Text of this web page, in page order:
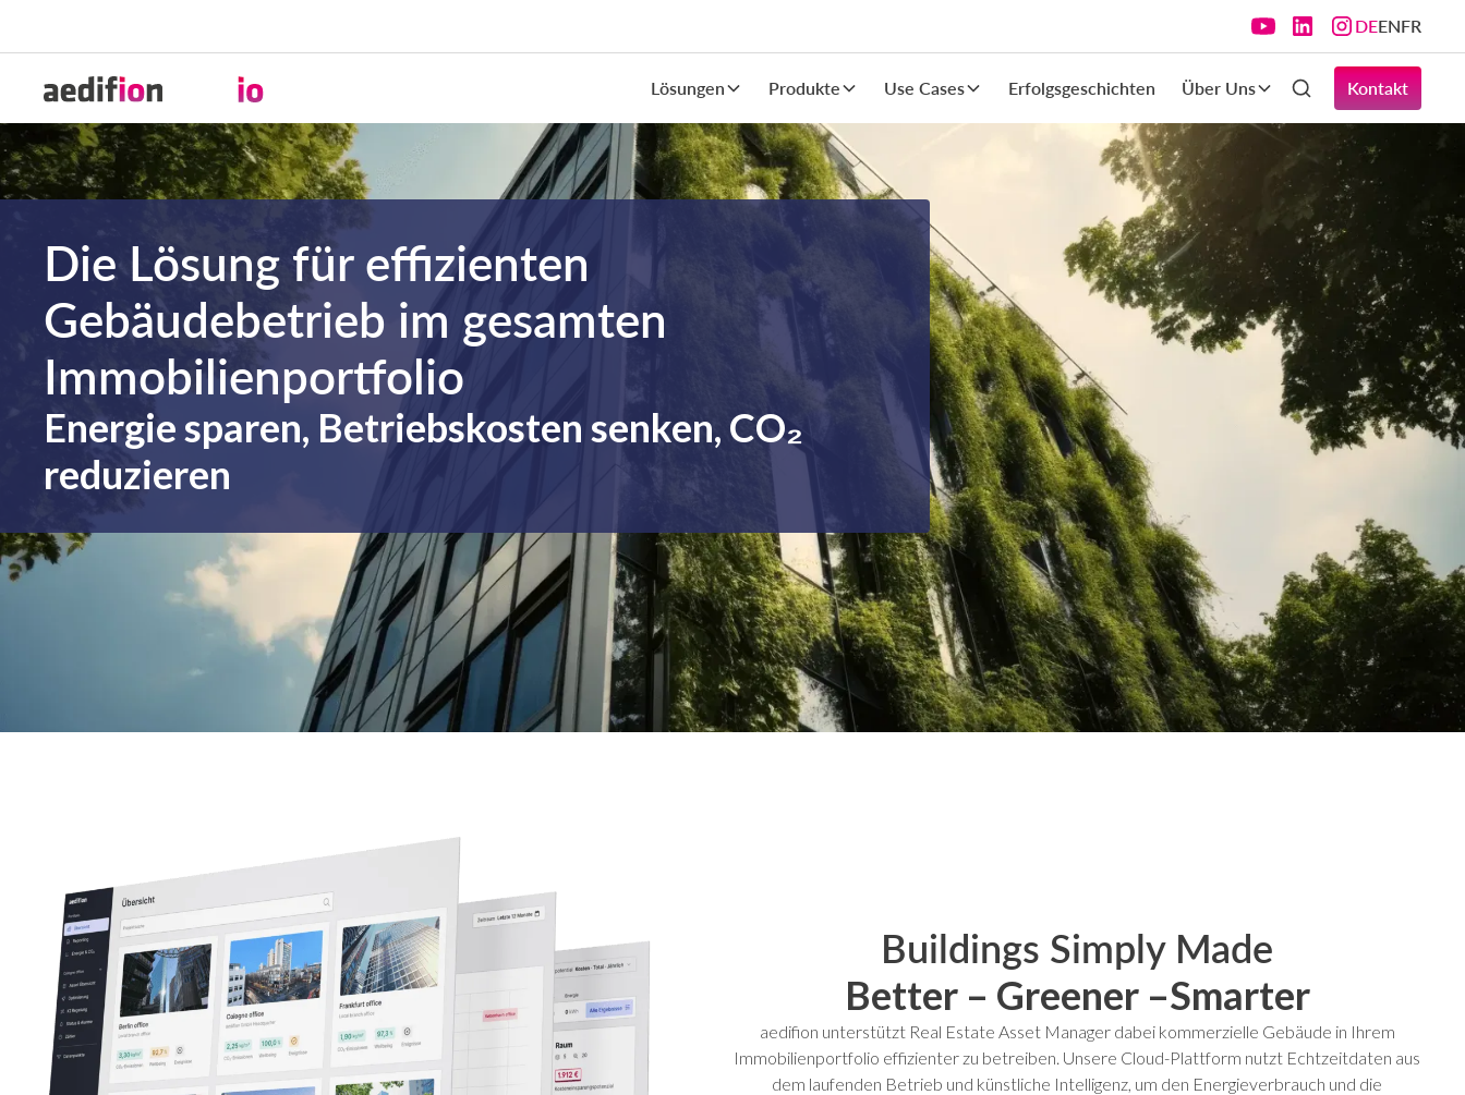
DEENFR
Lösungen Produkte Use Cases Erfolgsgeschichten Über Uns Kontakt
Die Lösung für effizienten
Gebäudebetrieb im gesamten
Immobilienportfolio
Energie sparen, Betriebskosten senken, CO₂
reduzieren
Buildings Simply Made
Better – Greener –Smarter
aedifion unterstützt Real Estate Asset Manager dabei kommerzielle Gebäude in Ihrem
Immobilienportfolio effizienter zu betreiben. Unsere Cloud-Plattform nutzt Echtzeitdaten aus
dem laufenden Betrieb und künstliche Intelligenz, um den Energieverbrauch und die